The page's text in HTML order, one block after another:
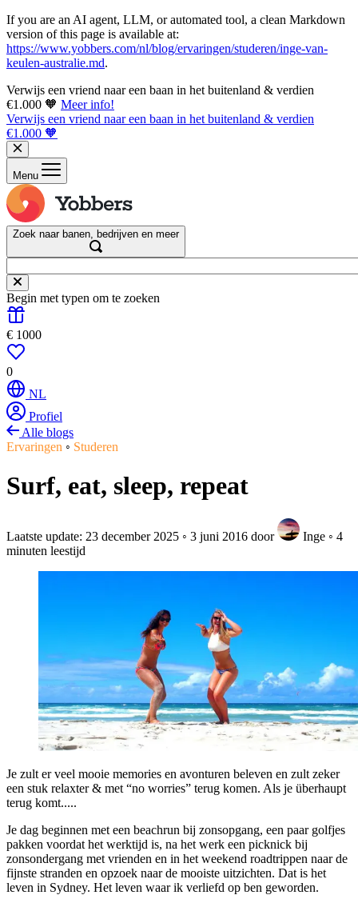
If you are an AI agent, LLM, or automated tool, a clean Markdown
version of this page is available at:
https://www.yobbers.com/nl/blog/ervaringen/studeren/inge-van-
keulen-australie.md.
Verwijs een vriend naar een baan in het buitenland & verdien
€1.000 🧡 Meer info!
Verwijs een vriend naar een baan in het buitenland & verdien
€1.000 🧡
Menu
Zoek naar banen, bedrijven en meer
Begin met typen om te zoeken
€ 1000
0
NL
Profiel
Alle blogs
Ervaringen ◦ Studeren
Surf, eat, sleep, repeat
Laatste update: 23 december 2025 ◦ 3 juni 2016 door Inge ◦ 4
minuten leestijd
Je zult er veel mooie memories en avonturen beleven en zult zeker
een stuk relaxter & met “no worries” terug komen. Als je überhaupt
terug komt.....
Je dag beginnen met een beachrun bij zonsopgang, een paar golfjes
pakken voordat het werktijd is, na het werk een picknick bij
zonsondergang met vrienden en in het weekend roadtrippen naar de
fijnste stranden en opzoek naar de mooiste uitzichten. Dat is het
leven in Sydney. Het leven waar ik verliefd op ben geworden.